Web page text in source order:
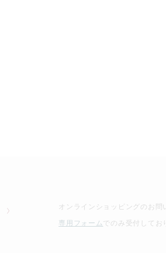
オンラインショッピングのお問
専用フォームでのみ受付してお